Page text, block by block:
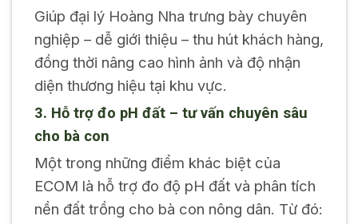
Giúp đại lý Hoàng Nha trưng bày chuyên
nghiệp – dễ giới thiệu – thu hút khách hàng,
đồng thời nâng cao hình ảnh và độ nhận
diện thương hiệu tại khu vực.
3. Hỗ trợ đo pH đất – tư vấn chuyên sâu
cho bà con
Một trong những điểm khác biệt của
ECOM là hỗ trợ đo độ pH đất và phân tích
nền đất trồng cho bà con nông dân. Từ đó: